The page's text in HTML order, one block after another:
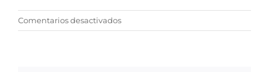
Comentarios desactivadosen
Requisitos